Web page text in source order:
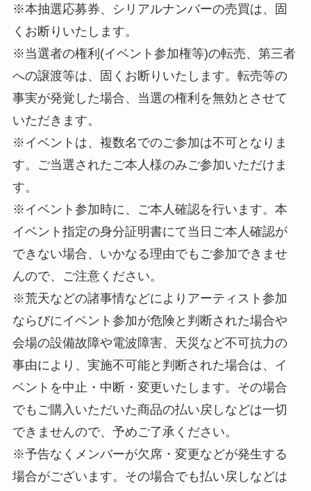
※本抽選応募券、シリアルナンバーの売買は、固
くお断りいたします。
※当選者の権利(イベント参加権等)の転売、第三者
への譲渡等は、固くお断りいたします。転売等の
事実が発覚した場合、当選の権利を無効とさせて
いただきます。
※イベントは、複数名でのご参加は不可となりま
す。ご当選されたご本人様のみご参加いただけま
す。
※イベント参加時に、ご本人確認を行います。本
イベント指定の身分証明書にて当日ご本人確認が
できない場合、いかなる理由でもご参加できませ
んので、ご注意ください。
※荒天などの諸事情などによりアーティスト参加
ならびにイベント参加が危険と判断された場合や
会場の設備故障や電波障害、天災など不可抗力の
事由により、実施不可能と判断された場合は、イ
ベントを中止・中断・変更いたします。その場合
でもご購入いただいた商品の払い戻しなどは一切
できませんので、予めご了承ください。
※予告なくメンバーが欠席・変更などが発生する
場合がございます。その場合でも払い戻しなどは